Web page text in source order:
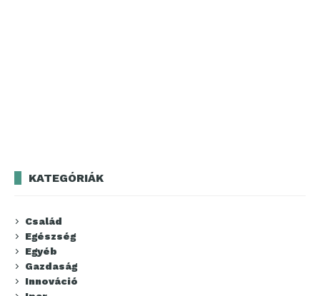
KATEGÓRIÁK
Család
Egészség
Egyéb
Gazdaság
Innováció